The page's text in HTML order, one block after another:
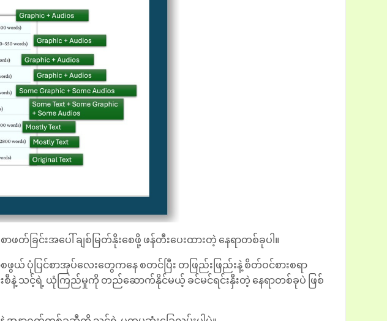
ြင်းအပေါ် ချစ်မြတ်နိုးစေဖို့ ဖန်တီးပေးထားတဲ့ နေရာတစ်ခုပါ။
ြင်စာအုပ်လေးတွေကနေ စတင်ပြီး တဖြည်းဖြည်းနဲ့ စိတ်ဝင်စားစရာ
င်းစီနဲ့ သင့်ရဲ့ ယုံကြည်မှုကို တည်ဆောက်နိုင်မယ့် ခင်မင်ရင်းနှီးတဲ့ နေရာတစ်ခုပဲ ဖြစ်